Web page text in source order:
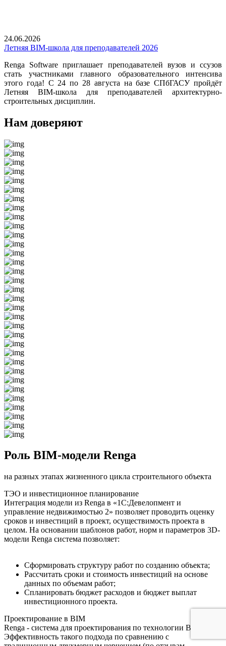
24.06.2026
Летняя BIM-школа для преподавателей 2026
Renga Software приглашает преподавателей вузов и ссузов
стать участниками главного образовательного интенсива
этого года! С 24 по 28 августа на базе СПбГАСУ пройдёт
Летняя BIM-школа для преподавателей архитектурно-
строительных дисциплин.
Нам доверяют
Роль BIM-модели Renga
на разных этапах жизненного цикла строительного объекта
ТЭО и инвестиционное планирование
Интеграция модели из Renga в «1С:Девелопмент и
управление недвижимостью 2» позволяет проводить оценку
сроков и инвестиций в проект, осуществимость проекта в
целом. На основании шаблонов работ, норм и параметров 3D-
модели Renga система позволяет:
Сформировать структуру работ по созданию объекта;
Рассчитать сроки и стоимость инвестиций на основе
данных по объемам работ;
Спланировать бюджет расходов и бюджет выплат
инвестиционного проекта.
Проектирование в BIM
Renga - система для проектирования по технологии BIM.
Эффективность такого подхода по сравнению с